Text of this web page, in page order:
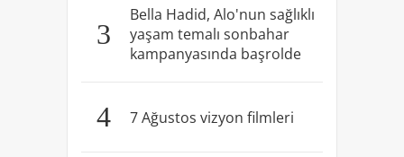
3
Bella Hadid, Alo'nun sağlıklı
yaşam temalı sonbahar
kampanyasında başrolde
4 7 Ağustos vizyon filmleri